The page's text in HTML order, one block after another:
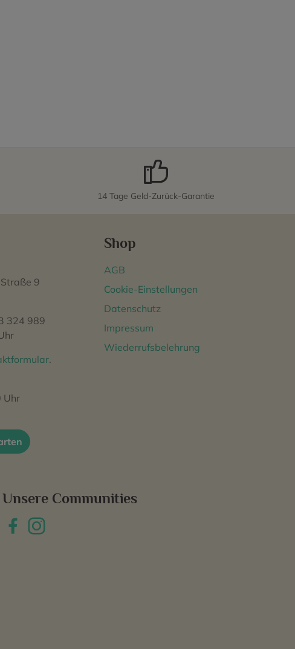
14 Tage Geld-Zurück-Garantie
Shop
AGB
Cookie-Einstellungen
Datenschutz
Impressum
Wiederrufsbelehrung
Unsere Communities
9
324 989
.
Uhr